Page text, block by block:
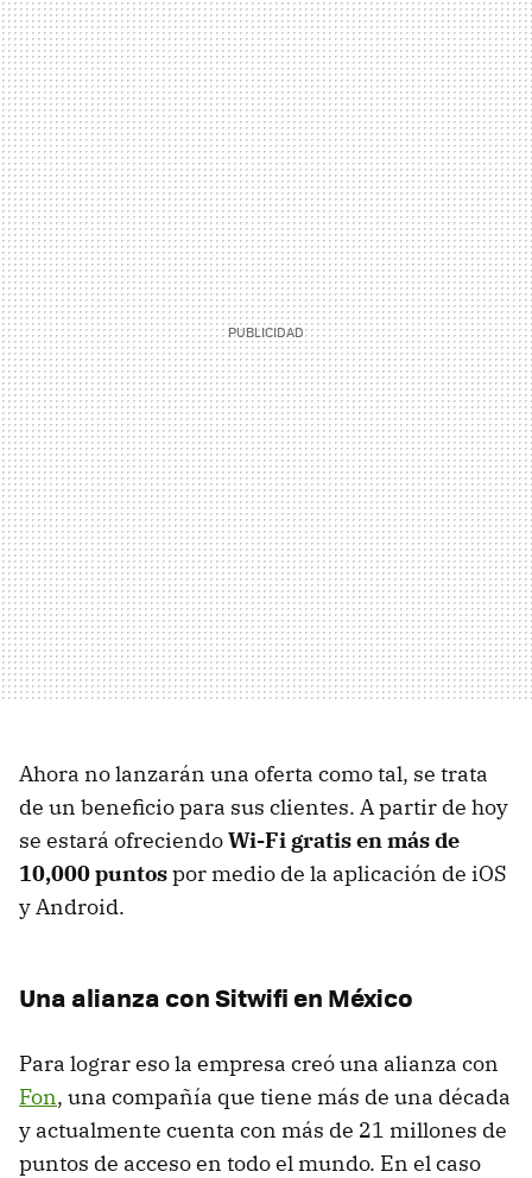
Ahora no lanzarán una oferta como tal, se trata
de un beneficio para sus clientes. A partir de hoy
se estará ofreciendoWi-Fi gratis en más de
10,000 puntospor medio de la aplicación de iOS
y Android.
Una alianza con Sitwifi en México
Para lograr eso la empresa creó una alianza con
Fon, una compañía que tiene más de una década
y actualmente cuenta con más de 21 millones de
puntos de acceso en todo el mundo. En el caso